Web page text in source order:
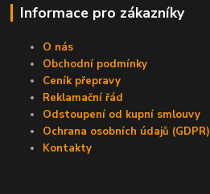
Informace pro zákazníky
O nás
Obchodní podmínky
Ceník přepravy
Reklamační řád
Odstoupení od kupní smlouvy
Ochrana osobních údajů (GDPR)
Kontakty